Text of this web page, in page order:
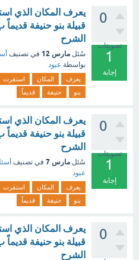
0
تصويتات
1
إجابة
يعرف المكان الذي
قبيلة بنو حنيفة
الشرح
سُئل مارس 12 في تصنيف
بواسطة عبود
يعرف المكان استقرت
بنو
حنيفة قديماً
0
تصويتات
1
إجابة
يعرف المكان الذي
قبيلة بنو حنيفة
الشرح
سُئل مارس 7 في تصنيف
عبود
يعرف المكان استقرت
بنو
حنيفة قديماً
0
يعرف المكان الذي
قبيلة بنو حنيفة
الشرح